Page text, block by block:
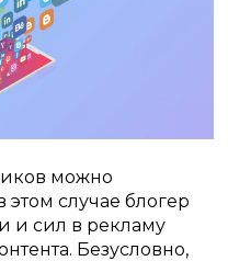
можно
случае блогер
и сил в рекламу
Безусловно,